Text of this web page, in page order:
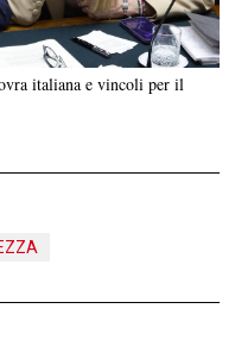
italiana e vincoli per il